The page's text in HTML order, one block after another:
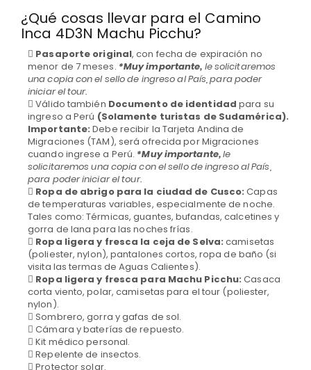
¿Qué cosas llevar para el Camino
Inca 4D3N Machu Picchu?
Pasaporte original, con fecha de expiración no
menor de 7 meses. *Muy importante, le solicitaremos
una copia con el sello de ingreso al País, para poder
iniciar el tour.
Válido también Documento de identidad para su
ingreso a Perú (Solamente turistas de Sudamérica).
Importante:Debe recibir la Tarjeta Andina de
Migraciones (TAM), será ofrecida por Migraciones
cuando ingrese a Perú. *Muy importante,le
solicitaremos una copia con el sello de ingreso al País,
para poder iniciar el tour.
Ropa de abrigo para la ciudad de Cusco: Capas
de temperaturas variables, especialmente de noche.
Tales como: Térmicas, guantes, bufandas, calcetines y
gorra de lana para las noches frías.
Ropa ligera y fresca la ceja de Selva: camisetas
(poliester, nylon), pantalones cortos, ropa de baño (si
visita las termas de Aguas Calientes).
Ropa ligera y fresca para Machu Picchu: Casaca
corta viento, polar, camisetas para el tour (poliester,
nylon).
Sombrero, gorra y gafas de sol.
Cámara y baterías de repuesto.
Kit médico personal.
Repelente de insectos.
Protector solar.